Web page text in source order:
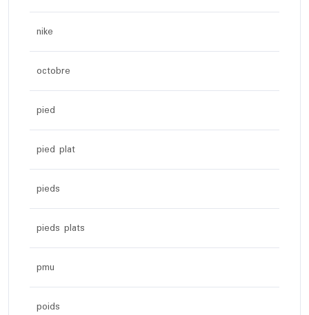
nike
octobre
pied
pied plat
pieds
pieds plats
pmu
poids